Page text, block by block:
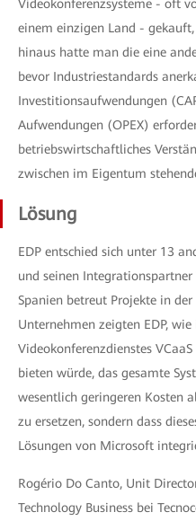
Videokonferenzsysteme - oft
einem einzigen Land -
hinaus hatte man die eine
bevor Industriestandards
Investitionsaufwendungen
Aufwendungen (OPEX)
betriebswirtschaftliches
zwischen im Eigentum
Lösung
EDP entschied sich unter 13
und seinen
Spanien betreut Projekte in
Unternehmen zeigten EDP, wie
Videokonferenzdienstes
bieten würde, das gesamte
wesentlich geringeren Kosten
zu ersetzen, sondern dass
Lösungen von Microsoft
Rogério Do Canto, Unit
Technology Business bei